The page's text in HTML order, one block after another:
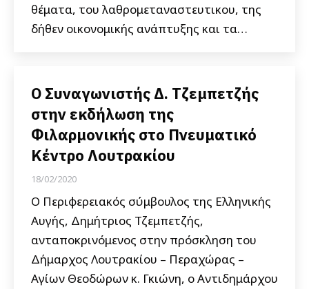
θέματα, του λαθρομεταναστευτικου, της
δήθεν οικονομικής ανάπτυξης και τα…
Ο Συναγωνιστής Δ. Τζεμπετζής
στην εκδήλωση της
Φιλαρμονικής στο Πνευματικό
Κέντρο Λουτρακίου
18/02/2020
Ο Περιφερειακός σύμβουλος της Ελληνικής
Αυγής, Δημήτριος Τζεμπετζής,
ανταποκρινόμενος στην πρόσκληση του
Δήμαρχος Λουτρακίου – Περαχώρας –
Αγίων Θεοδώρων κ. Γκιώνη, ο Αντιδημάρχου